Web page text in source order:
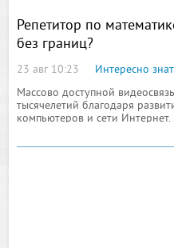
Репетитор по
без границ?
23 авг 10:23
Интересно
Массово доступной
тысячелетий благодаря
компьютеров и сети